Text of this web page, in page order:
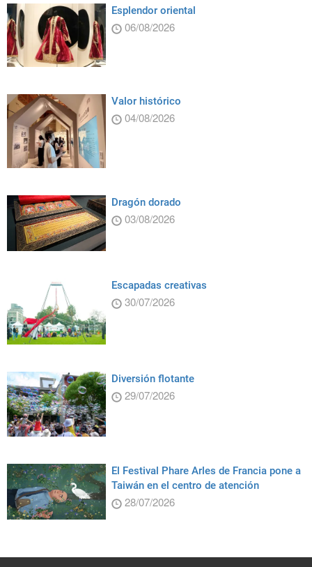
Esplendor oriental
06/08/2026
Valor histórico
04/08/2026
Dragón dorado
03/08/2026
Escapadas creativas
30/07/2026
Diversión flotante
29/07/2026
El Festival Phare Arles de Francia pone a
Taiwán en el centro de atención
28/07/2026